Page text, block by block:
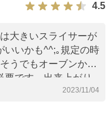
4.5
大きいスライサーが
いいかも^^;｡規定の時
うでもオーブンから
です。出来上がり
2023/11/04